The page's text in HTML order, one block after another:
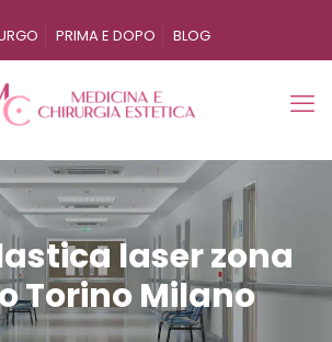
PRIMA E DOPO BLOG
laser zona
Torino Milano